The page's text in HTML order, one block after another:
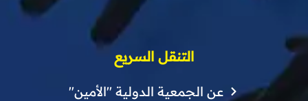
التنقل السريع
عن الجمعية الدولية "الأمين"